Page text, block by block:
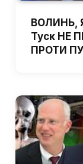
ВОЛИНЬ,
Туск НЕ
ПРОТИ